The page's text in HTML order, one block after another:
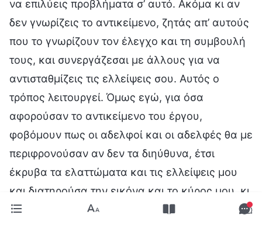
να επιλύεις προβλήματα σ’ αυτό. Ακόμα κι αν
δεν γνωρίζεις το αντικείμενο, ζητάς απ’ αυτούς
που το γνωρίζουν τον έλεγχο και τη συμβουλή
τους, και συνεργάζεσαι με άλλους για να
αντισταθμίζεις τις ελλείψεις σου. Αυτός ο
τρόπος λειτουργεί. Όμως εγώ, για όσα
αφορούσαν το αντικείμενο του έργου,
φοβόμουν πως οι αδελφοί και οι αδελφές θα με
περιφρονούσαν αν δεν τα διηύθυνα, έτσι
έκρυβα τα ελαττώματα και τις ελλείψεις μου
και διατηρούσα την εικόνα και το κύρος μου, κι
επειδή δεν γνώριζα το αντικείμενο, το